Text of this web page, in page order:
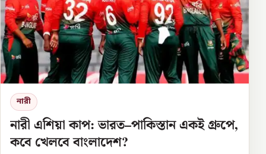
নারী
নারী এশিয়া কাপ: ভারত–পাকিস্তান একই গ্রুপে,
কবে খেলবে বাংলাদেশ?